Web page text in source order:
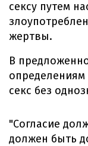
сексу путем
жертвы.
В
определениям
секс без
"Согласие
должен быть